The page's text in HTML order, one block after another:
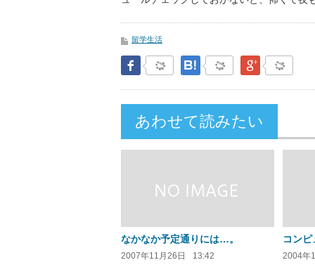
留学生活
Facebook はてなブックマーク
Google
あわせて読みたい
なかなか予定通りには…。
2007年11月26日 13:42
コンピ
2004年